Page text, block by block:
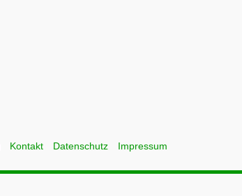
Kontakt Datenschutz Impressum